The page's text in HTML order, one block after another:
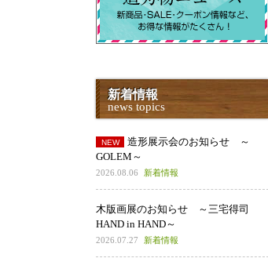
新着情報
news topics
造形展示会のお知らせ ～
GOLEM～
2026.08.06 新着情報
木版画展のお知らせ ～三宅得司
HAND in HAND～
2026.07.27 新着情報